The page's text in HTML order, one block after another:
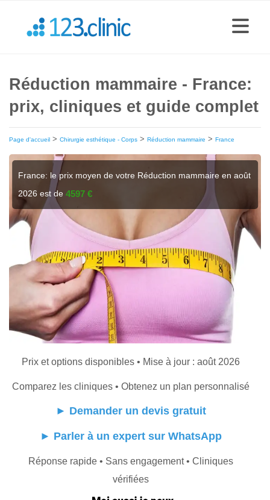
Réduction mammaire - France:
prix, cliniques et guide complet
Page d'accueil > Chirurgie esthétique - Corps > Réduction mammaire > France
France: le prix moyen de votre Réduction mammaire en août
2026 est de4597 €
Prix et options disponibles • Mise à jour : août 2026
Comparez les cliniques • Obtenez un plan personnalisé
► Demander un devis gratuit
► Parler à un expert sur WhatsApp
Réponse rapide • Sans engagement • Cliniques
vérifiées